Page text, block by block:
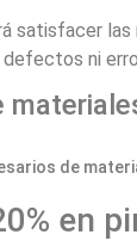
satisfacer
defectos ni
de
en